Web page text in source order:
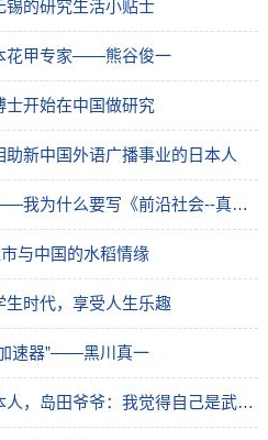
锡的研究生活小贴士
花甲专家——熊谷俊一
士开始在中国做研究
助新中国外语广播事业的日本人
樱花春意浓，牡丹香四海——我为什么要写《前沿社会--真实的中国》这本书
市与中国的水稻情缘
生时代，享受人生乐趣
加速器”——黑川真一
疫情下留在中国的那些日本人，岛田爷爷：我觉得自己是武汉人